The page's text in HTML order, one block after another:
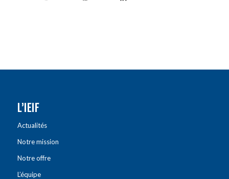
L’IEIF
Actualités
Notre mission
Notre offre
L’équipe